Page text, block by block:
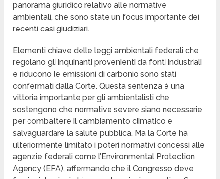
panorama giuridico relativo alle normative
ambientali, che sono state un focus importante dei
recenti casi giudiziari.
Elementi chiave delle leggi ambientali federali che
regolano gli inquinanti provenienti da fonti industriali
e riducono le emissioni di carbonio sono stati
confermati dalla Corte. Questa sentenza è una
vittoria importante per gli ambientalisti che
sostengono che normative severe siano necessarie
per combattere il cambiamento climatico e
salvaguardare la salute pubblica. Ma la Corte ha
ulteriormente limitato i poteri normativi concessi alle
agenzie federali come l’Environmental Protection
Agency (EPA), affermando che il Congresso deve